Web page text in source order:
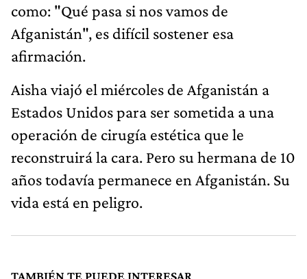
como: "Qué pasa si nos vamos de
Afganistán", es difícil sostener esa
afirmación.
Aisha viajó el miércoles de Afganistán a
Estados Unidos para ser sometida a una
operación de cirugía estética que le
reconstruirá la cara. Pero su hermana de 10
años todavía permanece en Afganistán. Su
vida está en peligro.
TAMBIÉN TE PUEDE INTERESAR